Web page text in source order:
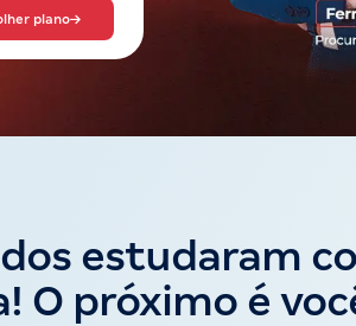
plano
estudaram
O próximo é